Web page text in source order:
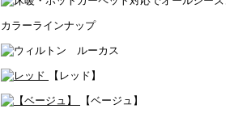
カラーラインナップ
【レッド】
【ベージュ】